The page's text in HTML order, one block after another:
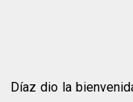
Díaz dio la